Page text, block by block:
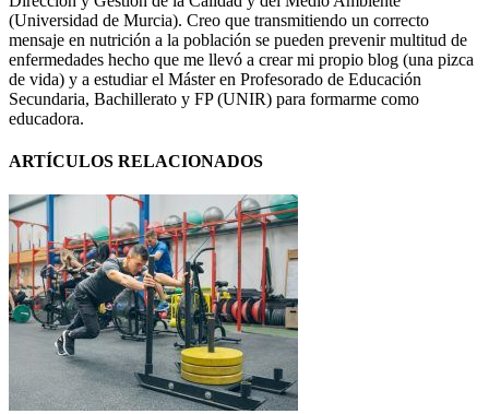
(Universidad de Murcia). Creo que transmitiendo un correcto
mensaje en nutrición a la población se pueden prevenir multitud de
enfermedades hecho que me llevó a crear mi propio blog (una pizca
de vida) y a estudiar el Máster en Profesorado de Educación
Secundaria, Bachillerato y FP (UNIR) para formarme como
educadora.
ARTÍCULOS RELACIONADOS